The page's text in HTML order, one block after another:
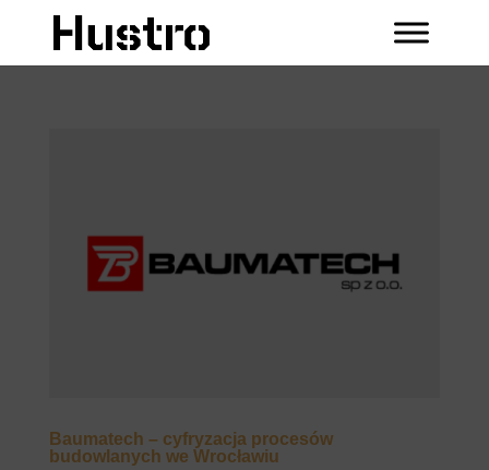
Baumatech – cyfryzacja procesów
budowlanych we Wrocławiu